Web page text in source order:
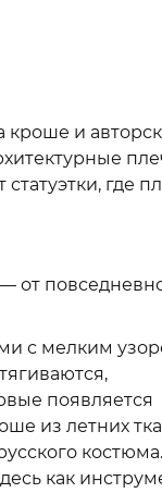
кроше и
где
от
с мелким
появляется
из летних
костюма.
как